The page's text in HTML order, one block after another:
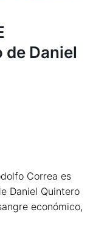
de Daniel
Correa es
Daniel Quintero
económico,